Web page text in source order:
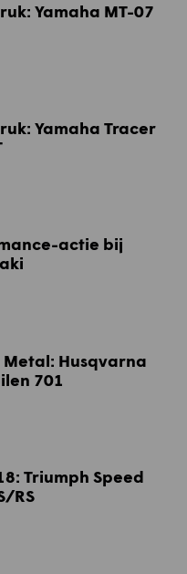
Yamaha MT-07
Yamaha Tracer
actie bij
Metal: Husqvarna
701
Triumph Speed
RS